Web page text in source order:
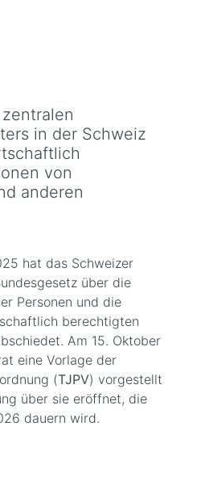
in der Schweiz
von
anderen
hat das Schweizer
über die
Personen und die
berechtigten
Am 15. Oktober
eine Vorlage der
(TJPV) vorgestellt
über sie eröffnet, die
dauern wird.